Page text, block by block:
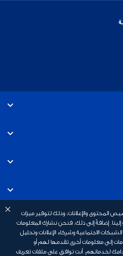
المحتوى والإعلانات، وذلك لتوفير ميزات
إلينا. إضافةً إلى ذلك، فنحن نشارك المعلومات
الاجتماعية وشركاء الإعلانات وتحليل
إلى معلومات أخرى تقدمها لهم أو
لخدماتهم. أنت توافق على ملفات تعريف